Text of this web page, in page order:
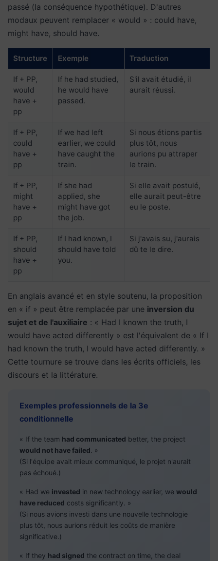
passé (la conséquence hypothétique). D'autres
modaux peuvent remplacer « would » : could have,
might have, should have.
Structure Exemple Traduction
If + PP,
would
have +
pp
If he had studied,
he would have
passed.
S'il avait étudié, il
aurait réussi.
If + PP,
could
have +
pp
If we had left
earlier, we could
have caught the
train.
Si nous étions partis
plus tôt, nous
aurions pu attraper
le train.
If + PP,
might
have +
pp
If she had
applied, she
might have got
the job.
Si elle avait postulé,
elle aurait peut-être
eu le poste.
If + PP,
should
have +
pp
If I had known, I
should have told
you.
Si j'avais su, j'aurais
dû te le dire.
En anglais avancé et en style soutenu, la proposition
en « if » peut être remplacée par une inversion du
sujet et de l'auxiliaire : « Had I known the truth, I
would have acted differently » est l'équivalent de « If I
had known the truth, I would have acted differently. »
Cette tournure se trouve dans les écrits officiels, les
discours et la littérature.
Exemples professionnels de la 3e
conditionnelle
« If the team had communicated better, the project
would not have failed. »
(Si l'équipe avait mieux communiqué, le projet n'aurait
pas échoué.)
« Had we invested in new technology earlier, we would
have reduced costs significantly. »
(Si nous avions investi dans une nouvelle technologie
plus tôt, nous aurions réduit les coûts de manière
significative.)
« If they had signed the contract on time, the deal